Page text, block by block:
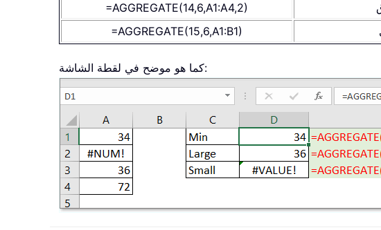
=AGGREGATE(14,6,A1:A4,2)
=AGGREGATE(15,6,A1:B1)
كما هو موضح في لقطة الشاشة: